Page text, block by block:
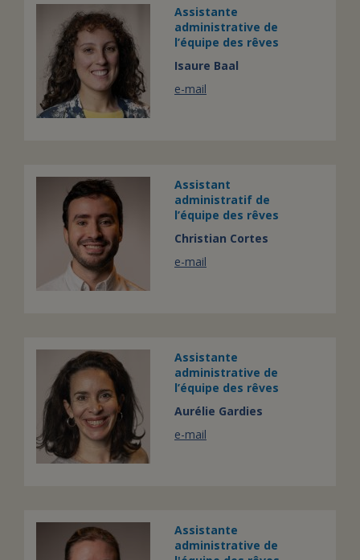
Assistante
administrative de
l’équipe des rêves
Isaure Baal
e-mail
Assistant
administratif de
l’équipe des rêves
Christian Cortes
e-mail
Assistante
administrative de
l’équipe des rêves
Aurélie Gardies
e-mail
Assistante
administrative de